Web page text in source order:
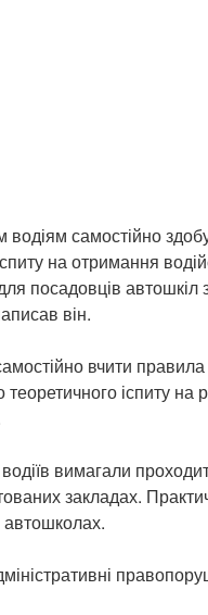
водіям самостійно
на отримання
посадовців автошкіл
він.
вчити
іспиту на
вимагали
закладах.
автошколах.